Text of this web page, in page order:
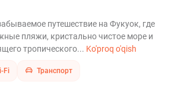
путешествие на Фукуок, где
пляжи, кристально чистое море и
тропического... Ko'proq o'qish
Fi Транспорт